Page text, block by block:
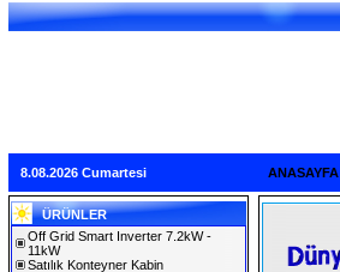
8.08.2026 Cumartesi ANASAYFA
ÜRÜNLER
Off Grid Smart Inverter 7.2kW -
11kW
Satılık Konteyner Kabin